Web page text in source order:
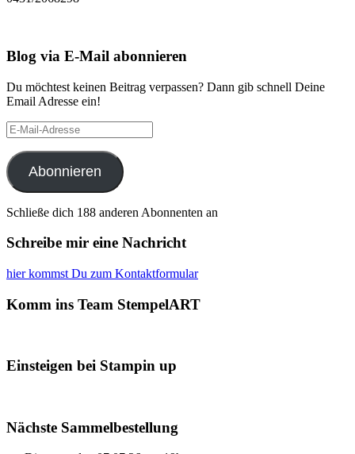
Blog via E-Mail abonnieren
Du möchtest keinen Beitrag verpassen? Dann gib schnell Deine
Email Adresse ein!
E-
Mail-
Adresse
Abonnieren
Schließe dich 188 anderen Abonnenten an
Schreibe mir eine Nachricht
hier kommst Du zum Kontaktformular
Komm ins Team StempelART
Einsteigen bei Stampin up
Nächste Sammelbestellung